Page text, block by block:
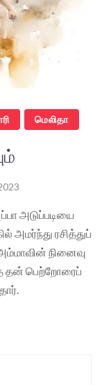
மெலிதா
அடுப்படியை
ரசித்துப்
நினைவு
தன் பெற்றோரைப்